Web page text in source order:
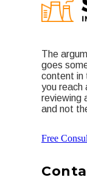
The
goes
content in
you reach
reviewing
and not
Free